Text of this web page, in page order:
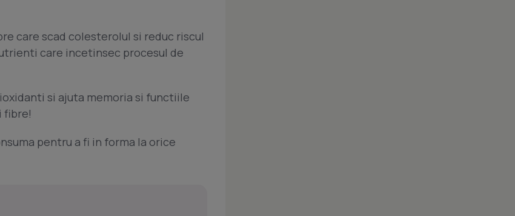
care scad colesterolul si reduc riscul
care incetinsec procesul de
si ajuta memoria si functiile
fibre!
pentru a fi in forma la orice